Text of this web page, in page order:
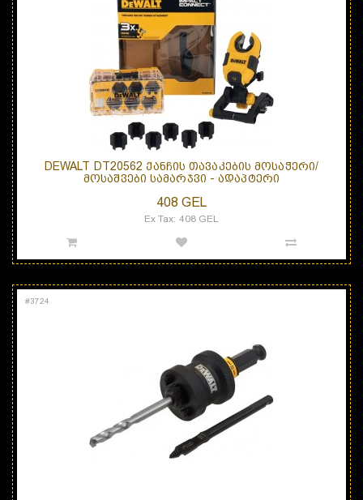
DEWALT DT20562 ᲥᲐᲜᲩᲘᲡ ᲗᲐᲕᲐᲙᲔᲑᲘᲡ ᲛᲝᲡᲐᲭᲔᲠᲘ/
ᲛᲝᲡᲐᲨᲕᲔᲑᲘ ᲡᲐᲛᲐᲠᲯᲕᲘ - ᲐᲓᲐᲞᲢᲔᲠᲘ
408 GEL
Ex Tax: 408 GEL
#3724